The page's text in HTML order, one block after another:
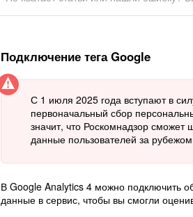
Подключение тега Google
С 1 июля 2025 года вступают в
первоначальный сбор
значит, что Роскомнадзор сможет
данные пользователей за
В Google Analytics 4 можно подключить
данные в сервис, чтобы вы смогли